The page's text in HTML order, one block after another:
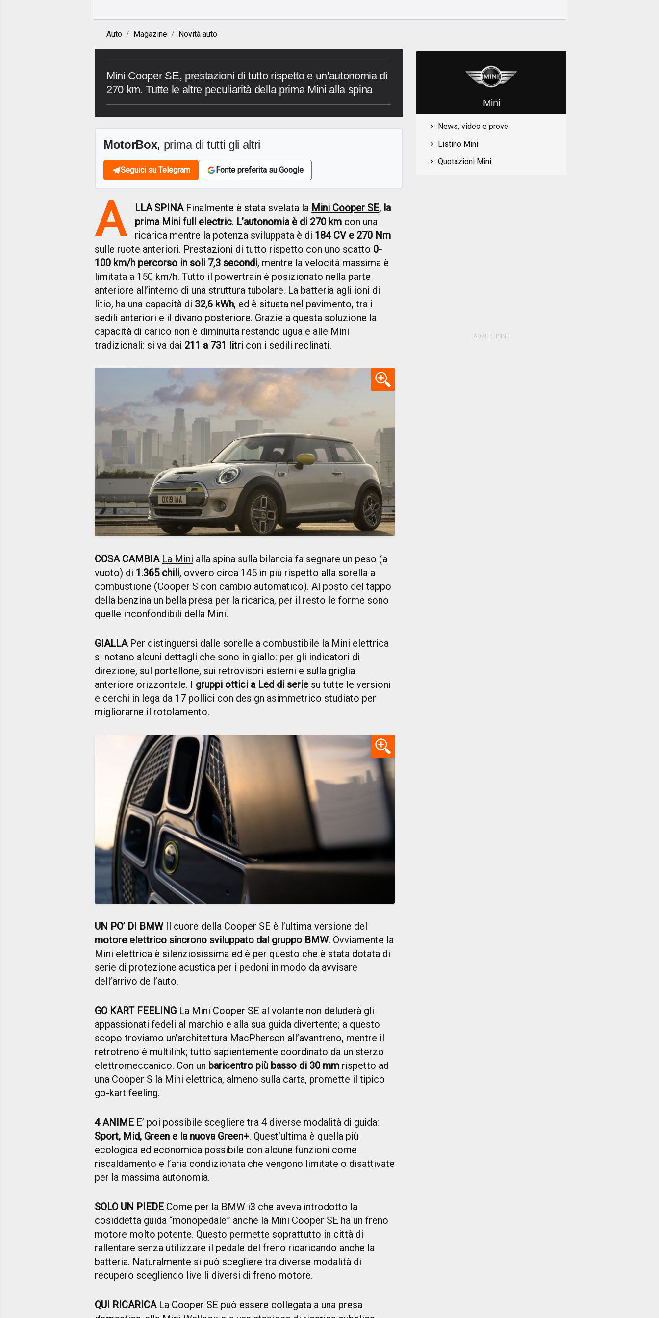
Auto Magazine Novità auto
Mini Cooper SE, prestazioni di tutto rispetto e un'autonomia di
270 km. Tutte le altre peculiarità della prima Mini alla spina
MotorBox, prima di tutti gli altri
Seguici su Telegram Fonte preferita su Google
A LLA SPINAFinalmente è stata svelata la Mini Cooper SE, la
prima Mini full electric. L’autonomia è di 270 km con una
ricarica mentre la potenza sviluppata è di 184 CV e 270 Nm
sulle ruote anteriori. Prestazioni di tutto rispetto con uno scatto 0-
100 km/h percorso in soli 7,3 secondi, mentre la velocità massima è
limitata a 150 km/h. Tutto il powertrain è posizionato nella parte
anteriore all’interno di una struttura tubolare. La batteria agli ioni di
litio, ha una capacità di 32,6 kWh, ed è situata nel pavimento, tra i
sedili anteriori e il divano posteriore. Grazie a questa soluzione la
capacità di carico non è diminuita restando uguale alle Mini
tradizionali: si va dai 211 a 731 litri con i sedili reclinati.
COSA CAMBIA La Mini alla spina sulla bilancia fa segnare un peso (a
vuoto) di 1.365 chili, ovvero circa 145 in più rispetto alla sorella a
combustione (Cooper S con cambio automatico). Al posto del tappo
della benzina un bella presa per la ricarica, per il resto le forme sono
quelle inconfondibili della Mini.
GIALLAPer distinguersi dalle sorelle a combustibile la Mini elettrica
si notano alcuni dettagli che sono in giallo: per gli indicatori di
direzione, sul portellone, sui retrovisori esterni e sulla griglia
anteriore orizzontale. I gruppi ottici a Led di serie su tutte le versioni
e cerchi in lega da 17 pollici con design asimmetrico studiato per
migliorarne il rotolamento.
UN PO’ DI BMWIl cuore della Cooper SE è l’ultima versione del
motore elettrico sincrono sviluppato dal gruppo BMW. Ovviamente la
Mini elettrica è silenziosissima ed è per questo che è stata dotata di
serie di protezione acustica per i pedoni in modo da avvisare
dell’arrivo dell’auto.
GO KART FEELING La Mini Cooper SE al volante non deluderà gli
appassionati fedeli al marchio e alla sua guida divertente; a questo
scopo troviamo un’architettura MacPherson all’avantreno, mentre il
retrotreno è multilink; tutto sapientemente coordinato da un sterzo
elettromeccanico. Con un baricentro più basso di 30 mm rispetto ad
una Cooper S la Mini elettrica, almeno sulla carta, promette il tipico
go-kart feeling.
4 ANIME E’ poi possibile scegliere tra 4 diverse modalità di guida:
Sport, Mid, Green e la nuova Green+. Quest’ultima è quella più
ecologica ed economica possibile con alcune funzioni come
riscaldamento e l’aria condizionata che vengono limitate o disattivate
per la massima autonomia.
SOLO UN PIEDE Come per la BMW i3 che aveva introdotto la
cosiddetta guida “monopedale” anche la Mini Cooper SE ha un freno
motore molto potente. Questo permette soprattutto in città di
rallentare senza utilizzare il pedale del freno ricaricando anche la
batteria. Naturalmente si può scegliere tra diverse modalità di
recupero scegliendo livelli diversi di freno motore.
QUI RICARICALa Cooper SE può essere collegata a una presa
Mini
News, video e prove
Listino Mini
Quotazioni Mini